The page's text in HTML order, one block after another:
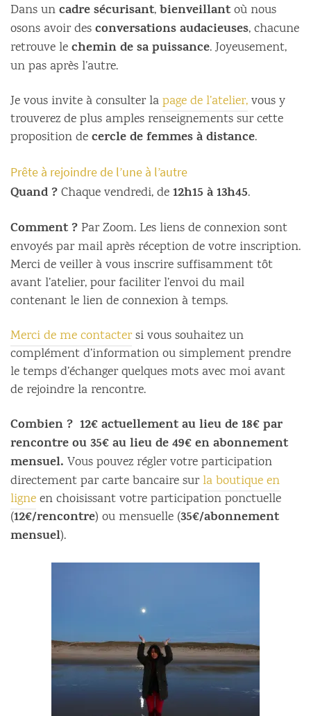
Dans uncadre sécurisant,bienveillantoù nous
osons avoir desconversations audacieuses, chacune
retrouve lechemin de sa puissance. Joyeusement,
un pas après l’autre.
Je vous invite à consulter lapage de l’atelier,vous y
trouverez de plus amples renseignements sur cette
proposition decercle de femmes à distance.
Prête à rejoindre de l’une à l’autre
Quand ?Chaque vendredi, de12h15 à 13h45.
Comment ?Par Zoom. Les liens de connexion sont
envoyés par mail après réception de votre inscription.
Merci de veiller à vous inscrire suffisamment tôt
avant l’atelier, pour faciliter l’envoi du mail
contenant le lien de connexion à temps.
Merci de me contactersi vous souhaitez un
complément d’information ou simplement prendre
le temps d’échanger quelques mots avec moi avant
de rejoindre la rencontre.
Combien ? 12€ actuellement au lieu de 18€ par
rencontre ou 35€ au lieu de 49€ en abonnement
mensuel. Vous pouvez régler votre participation
directement par carte bancaire surla boutique en
ligneen choisissant votre participation ponctuelle
(12€/rencontre) ou mensuelle (35€/abonnement
mensuel).